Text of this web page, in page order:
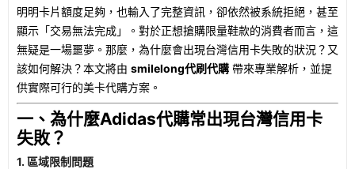
明明卡片額度足夠，也輸入了完整資訊，卻依然被系統拒絕，甚至
顯示「交易無法完成」。對於正想搶購限量鞋款的消費者而言，這
無疑是一場噩夢。那麼，為什麼會出現台灣信用卡失敗的狀況？又
該如何解決？本文將由 smilelong代刷代購 帶來專業解析，並提
供實際可行的美卡代購方案。
一、為什麼Adidas代購常出現台灣信用卡
失敗？
1. 區域限制問題